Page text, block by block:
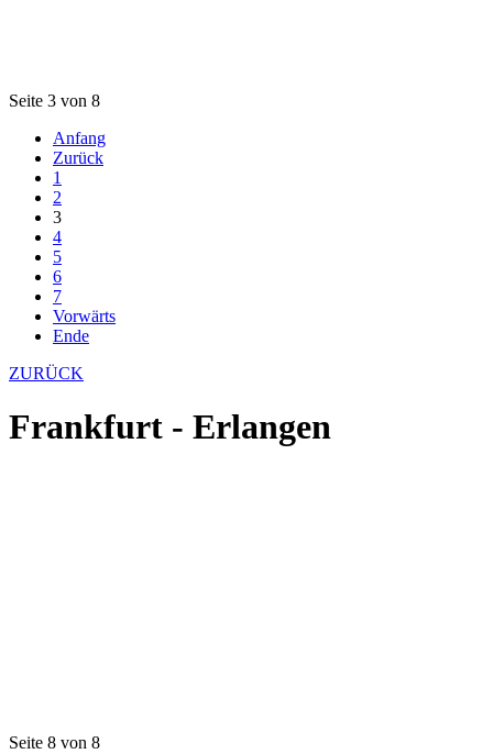
Seite 3 von 8
Anfang
Zurück
1
2
3
4
5
6
7
Vorwärts
Ende
ZURÜCK
Frankfurt - Erlangen
Seite 8 von 8